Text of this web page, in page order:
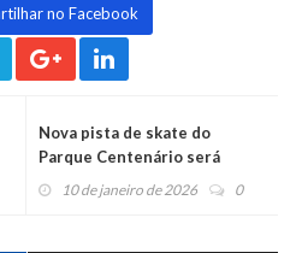
no Facebook
Nova pista de skate do
Parque Centenário será
inaugurada neste domingo
10 de janeiro de 2026 0